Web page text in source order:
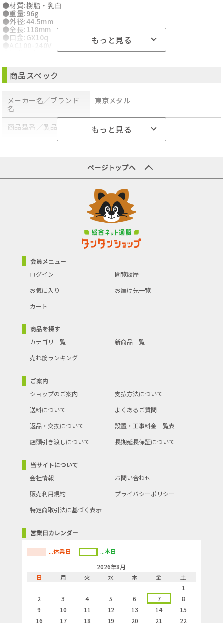
●材質:樹脂・乳白
●重量:96g
●外径:44.5mm
●全長:118mm
●口金:GX10q
●AC100-240V
●光源色:昼白色
●色温度:5000K
●全光束:1080/lm
●Ra85
●定格寿命:4万時間
●FDL18型用
●特徴:CISPR15
●注:調光・密閉・断熱材器具不可
●注:要電源工事
●沖縄・離島への配送料金は別途見積もり（配送不可の場合も有）
もっと見る
商品スペック
メーカー名／ブランド
名
東京メタル
商品型番／製品番号
LEFDL18-N-TM
もっと見る
ページトップへ
会員メニュー
ログイン
閲覧履歴
お気に入り
お届け先一覧
カート
商品を探す
カテゴリ一覧
新商品一覧
売れ筋ランキング
ご案内
ショップのご案内
支払方法について
送料について
よくあるご質問
返品・交換について
設置・工事料金一覧表
店頭引き渡しについて
長期延長保証について
当サイトについて
会社情報
お問い合わせ
販売利用規約
プライバシーポリシー
特定商取引法に基づく表示
営業日カレンダー
...休業日
...本日
2026年8月
日
月 火 水 木 金
土
1
2
3 4 5 6 7
8
9
10 11 12 13 14
15
16
17 18 19 20 21 22